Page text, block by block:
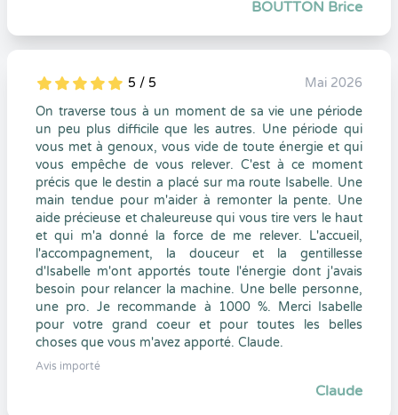
BOUTTON Brice
5
1
5
0 5 / 5
Mai 2026
On traverse tous à un moment de sa vie une période
un peu plus difficile que les autres. Une période qui
vous met à genoux, vous vide de toute énergie et qui
vous empêche de vous relever. C'est à ce moment
précis que le destin a placé sur ma route Isabelle. Une
main tendue pour m'aider à remonter la pente. Une
aide précieuse et chaleureuse qui vous tire vers le haut
et qui m'a donné la force de me relever. L'accueil,
l'accompagnement, la douceur et la gentillesse
d'Isabelle m'ont apportés toute l'énergie dont j'avais
besoin pour relancer la machine. Une belle personne,
une pro. Je recommande à 1000 %. Merci Isabelle
pour votre grand coeur et pour toutes les belles
choses que vous m'avez apporté. Claude.
Avis importé
Claude